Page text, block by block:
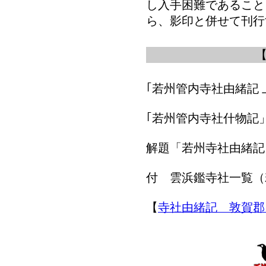
し入手困難であるこ
ら、影印と併せて刊
｢若州管内寺社由緒記
｢若州管内寺社什物記
解題「若州寺社由緒
付 雲浜鑑寺社一覧（
【寺社由緒記 敦賀